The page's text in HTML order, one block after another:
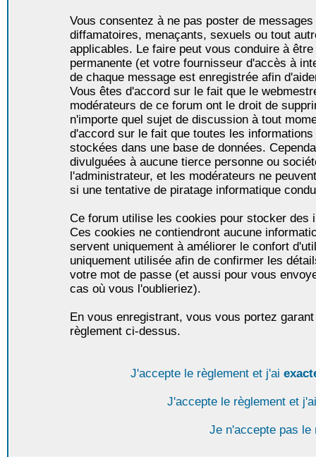
Vous consentez à ne pas poster de
diffamatoires, menaçants, sexuels ou tout
applicables. Le faire peut vous conduire à
permanente (et votre fournisseur d'accès à
de chaque message est enregistrée afin
Vous êtes d'accord sur le fait que le
modérateurs de ce forum ont le droit de
n'importe quel sujet de discussion à tout
d'accord sur le fait que toutes les
stockées dans une base de données.
divulguées à aucune tierce personne ou
l'administrateur, et les modérateurs ne
si une tentative de piratage informatique
Ce forum utilise les cookies pour stocker des
Ces cookies ne contiendront aucune
servent uniquement à améliorer le confort
uniquement utilisée afin de confirmer les
votre mot de passe (et aussi pour vous
cas où vous l'oublieriez).
En vous enregistrant, vous vous portez
règlement ci-dessus.
J'accepte le règlement et j'ai
J'accepte le règlement et
Je n'accepte pas le